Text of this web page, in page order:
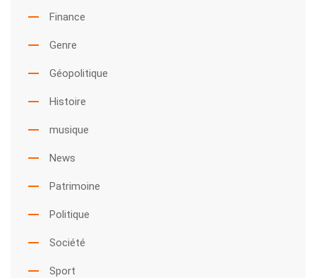
Finance
Genre
Géopolitique
Histoire
musique
News
Patrimoine
Politique
Société
Sport